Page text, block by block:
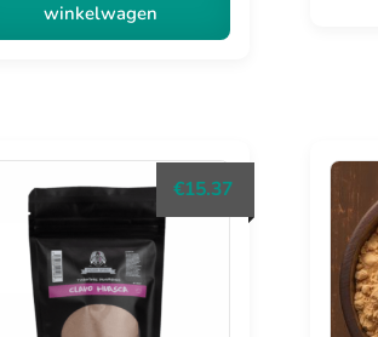
winkelwagen
€15.37